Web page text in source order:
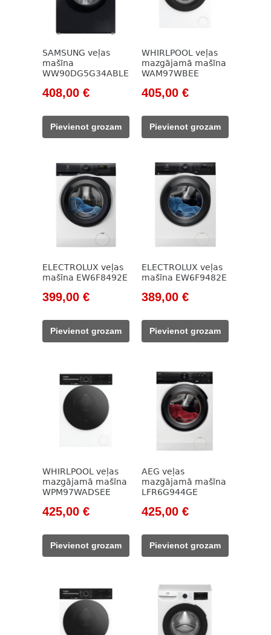
SAMSUNG veļas
mašīna
WW90DG5G34ABLE
Original
was:
596,00 €.
408,00 €Current
408,00 €.
Pievienot grozam
WHIRLPOOL veļas
mazgājamā mašīna
WAM97WBEE
Original
was:
515,00 €.
405,00 €Current
405,00 €.
Pievienot grozam
ELECTROLUX veļas
mašīna EW6F8492E
Original
was:
543,00 €.
399,00 €Current
399,00 €.
Pievienot grozam
ELECTROLUX veļas
mašīna EW6F9482E
Original
was:
524,00 €.
389,00 €Current
389,00 €.
Pievienot grozam
WHIRLPOOL veļas
mazgājamā mašīna
WPM97WADSEE
Original
was:
528,00 €.
425,00 €Current
425,00 €.
Pievienot grozam
AEG veļas
mazgājamā mašīna
LFR6G944GE
Original
was:
569,00 €.
425,00 €Current
425,00 €.
Pievienot grozam